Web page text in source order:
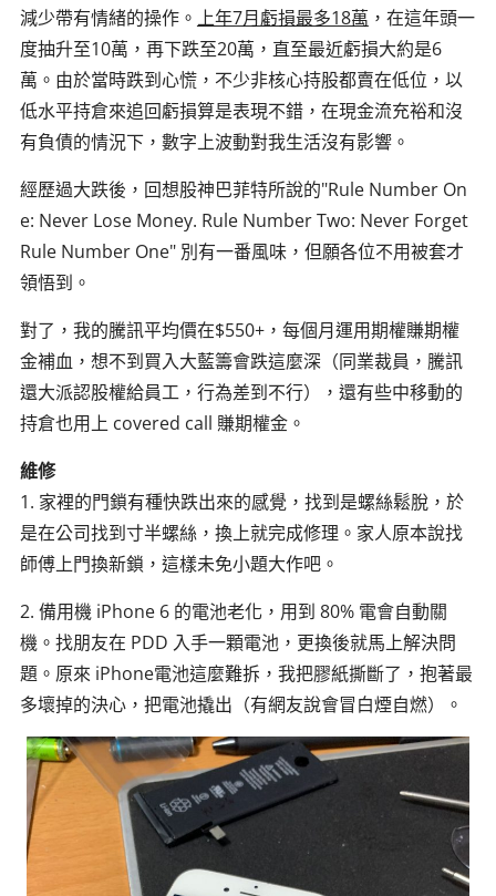
減少帶有情緒的操作。 上年7月虧損最多18萬 ，在這年頭一
度抽升至10萬，再下跌至20萬，直至最近虧損大約是6
萬。由於當時跌到心慌，不少非核心持股都賣在低位，以
低水平持倉來追回虧損算是表現不錯，在現金流充裕和沒
有負債的情況下，數字上波動對我生活沒有影響。
經歷過大跌後，回想股神巴菲特所說的"Rule Number On
e: Never Lose Money. Rule Number Two: Never Forget
Rule Number One" 別有一番風味，但願各位不用被套才
領悟到。
對了，我的騰訊平均價在$550+，每個月運用期權賺期權
金補血，想不到買入大藍籌會跌這麼深（同業裁員，騰訊
還大派認股權給員工，行為差到不行），還有些中移動的
持倉也用上 covered call 賺期權金。
維修
1. 家裡的門鎖有種快跌出來的感覺，找到是螺絲鬆脫，於
是在公司找到寸半螺絲，換上就完成修理。家人原本說找
師傅上門換新鎖，這樣未免小題大作吧。
2. 備用機 iPhone 6 的電池老化，用到 80% 電會自動關
機。找朋友在 PDD 入手一顆電池，更換後就馬上解決問
題。原來 iPhone電池這麼難拆，我把膠紙撕斷了，抱著最
多壞掉的決心，把電池撬出（有網友說會冒白煙自燃）。